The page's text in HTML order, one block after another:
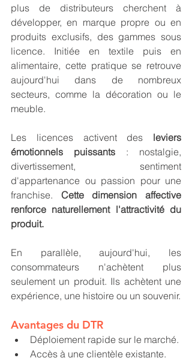
plus de distributeurs cherchent à
développer, en marque propre ou en
produits exclusifs, des gammes sous
licence. Initiée en textile puis en
alimentaire, cette pratique se retrouve
aujourd'hui dans de nombreux
secteurs, comme la décoration ou le
meuble.
Les licences activent des leviers
émotionnels puissants : nostalgie,
divertissement, sentiment
d'appartenance ou passion pour une
franchise. Cette dimension affective
renforce naturellement l'attractivité du
produit.
En parallèle, aujourd'hui, les
consommateurs n'achètent plus
seulement un produit. Ils achètent une
expérience, une histoire ou un souvenir.
Avantages du DTR
Déploiement rapide sur le marché.
Accès à une clientèle existante.